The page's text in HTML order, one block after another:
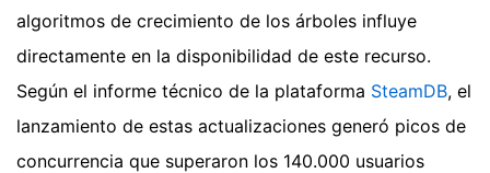
algoritmos de crecimiento de los árboles influye
directamente en la disponibilidad de este recurso.
Según el informe técnico de la plataforma SteamDB, el
lanzamiento de estas actualizaciones generó picos de
concurrencia que superaron los 140.000 usuarios